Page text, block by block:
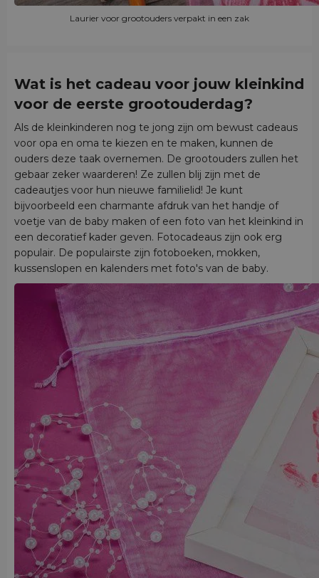
Laurier voor grootouders verpakt in een zak
Wat is het cadeau voor jouw kleinkind
voor de eerste grootouderdag?
Als de kleinkinderen nog te jong zijn om bewust cadeaus
voor opa en oma te kiezen en te maken, kunnen de
ouders deze taak overnemen. De grootouders zullen het
gebaar zeker waarderen! Ze zullen blij zijn met de
cadeautjes voor hun nieuwe familielid! Je kunt
bijvoorbeeld een charmante afdruk van het handje of
voetje van de baby maken of een foto van het kleinkind in
een decoratief kader geven. Fotocadeaus zijn ook erg
populair. De populairste zijn fotoboeken, mokken,
kussenslopen en kalenders met foto's van de baby.